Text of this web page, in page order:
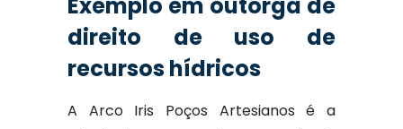
direito de uso de
recursos hídricos
A Arco Iris Poços Artesianos é a